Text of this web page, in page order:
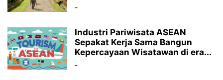
-
Industri Pariwisata ASEAN
Sepakat Kerja Sama Bangun
Kepercayaan Wisatawan di era...
-